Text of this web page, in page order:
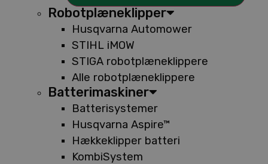
Robotplæneklipper
Husqvarna Automower
STIHL iMOW
STIGA robotplæneklippere
Alle robotplæneklippere
Batterimaskiner
Batterisystemer
Husqvarna Aspire™
Hækkeklipper batteri
KombiSystem